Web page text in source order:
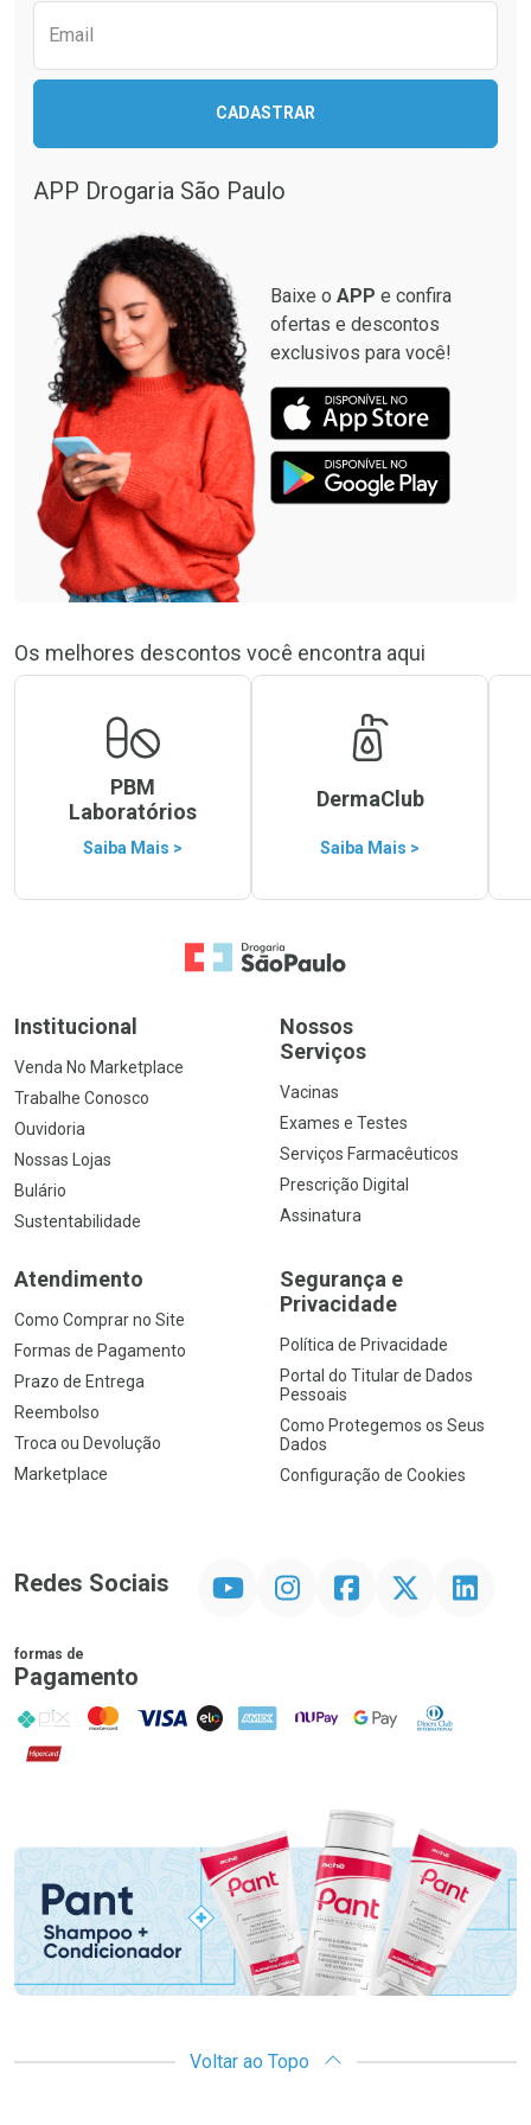
Email
CADASTRAR
APP Drogaria São Paulo
Baixe o APP e confira
ofertas e descontos
exclusivos para você!
Os melhores descontos você encontra aqui
PBM
Laboratórios
Saiba Mais >
DermaClub
Saiba Mais >
Ir para a Home
Institucional
Venda No Marketplace
Trabalhe Conosco
Ouvidoria
Nossas Lojas
Bulário
Sustentabilidade
Nossos
Serviços
Vacinas
Exames e Testes
Serviços Farmacêuticos
Prescrição Digital
Assinatura
Atendimento
Como Comprar no Site
Formas de Pagamento
Prazo de Entrega
Reembolso
Troca ou Devolução
Marketplace
Segurança e
Privacidade
Política de Privacidade
Portal do Titular de Dados
Pessoais
Como Protegemos os Seus
Dados
Configuração de Cookies
Redes Sociais InstagramFacebookTwitter Linkedin
formas de
Pagamento
PIX MasterCard
VISA ELO AMEX NuPay Google PayDiners Club
Hipercard
Promoção em Destaque
Voltar ao Topo